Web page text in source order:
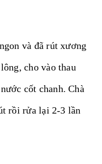
và đã rút xương
cho vào thau
cốt chanh. Chà
rồi rửa lại 2-3 lần